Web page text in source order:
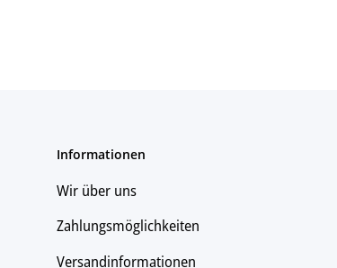
Informationen
Wir über uns
Zahlungsmöglichkeiten
Versandinformationen